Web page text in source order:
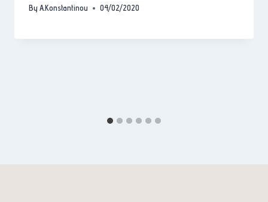
ByA.Konstantinou 04/02/2020